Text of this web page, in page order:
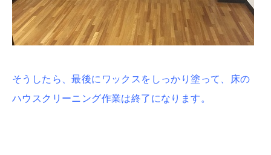
そうしたら、最後にワックスをしっかり塗って、床の
ハウスクリーニング作業は終了になります。